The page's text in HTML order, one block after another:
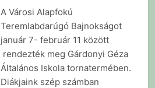
A Városi Alapfokú
Teremlabdarúgó Bajnokságot
január 7- február 11 között
rendezték meg Gárdonyi Géza
Általános Iskola tornatermében.
Diákjaink szép számban